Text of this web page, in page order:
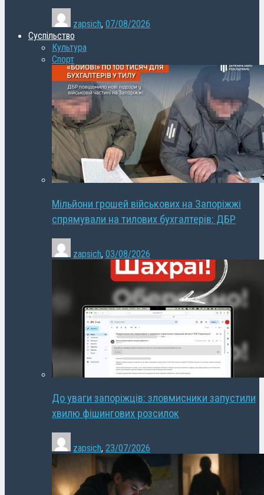
zapsich, 07/08/2026
Суспільство
Культура
Спорт
Мільйони грошей військових на Запоріжжі
спрямували на тилових бухгалтерів: ДБР
zapsich, 03/08/2026
До уваги запоріжців: зловмисники запустили
хвилю фішингових розсилок
zapsich, 23/07/2026